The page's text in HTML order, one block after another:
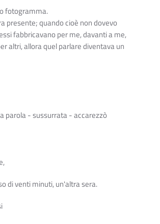
fotogramma.
presente; quando cioè non dovevo
fabbricavano per me, davanti a me,
altri, allora quel parlare diventava un
parola - sussurrata - accarezzò
di venti minuti, un'altra sera.